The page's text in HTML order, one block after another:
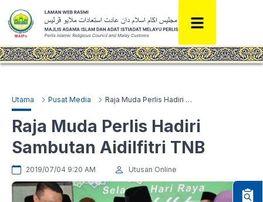
Utama Pusat Media Raja Muda Perlis Hadiri Sambutan Aidilfitri TNB
Raja Muda Perlis Hadiri
Sambutan Aidilfitri TNB
2019/07/04 9:20 AM Utusan Online